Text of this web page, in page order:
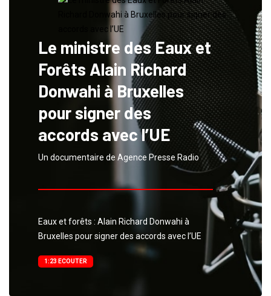
Le ministre des Eaux et
Forêts Alain Richard
Donwahi à Bruxelles
pour signer des
accords avec l’UE
Un documentaire de Agence Presse Radio
Eaux et forêts : Alain Richard Donwahi à
Bruxelles pour signer des accords avec l’UE
1:23 ECOUTER